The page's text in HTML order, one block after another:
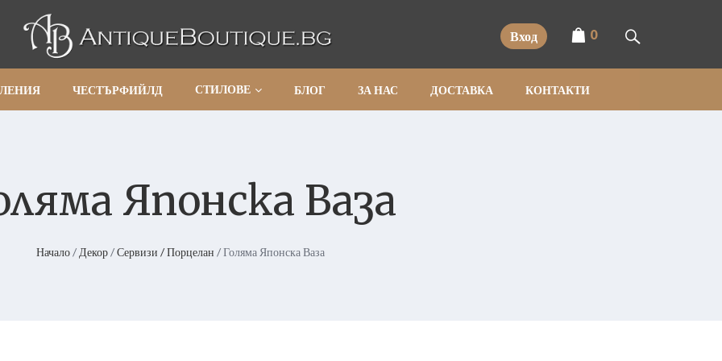
Вход 0
ЧЕСТЪРФИЙЛД СТИЛОВЕ БЛОГ ЗА НАС ДОСТАВКА КОНТАКТИ
Японска Ваза
Начало/ Декор/Сервизи / Порцелан / Голяма Японска Ваза